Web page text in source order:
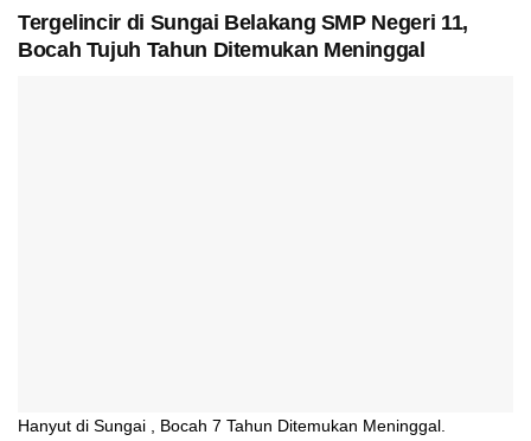
Tergelincir di Sungai Belakang SMP Negeri 11,
Bocah Tujuh Tahun Ditemukan Meninggal
Hanyut di Sungai , Bocah 7 Tahun Ditemukan Meninggal.